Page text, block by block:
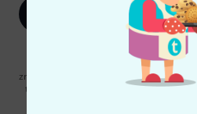
Zapisz się
Klikając na „Zapisz się teraz”,
materialów reklamowych
zrezygnować z subskrypcji w dowolnym
temat newslettera można znaleźć w